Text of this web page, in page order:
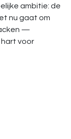
ambitie: de
nu gaat om
—
voor